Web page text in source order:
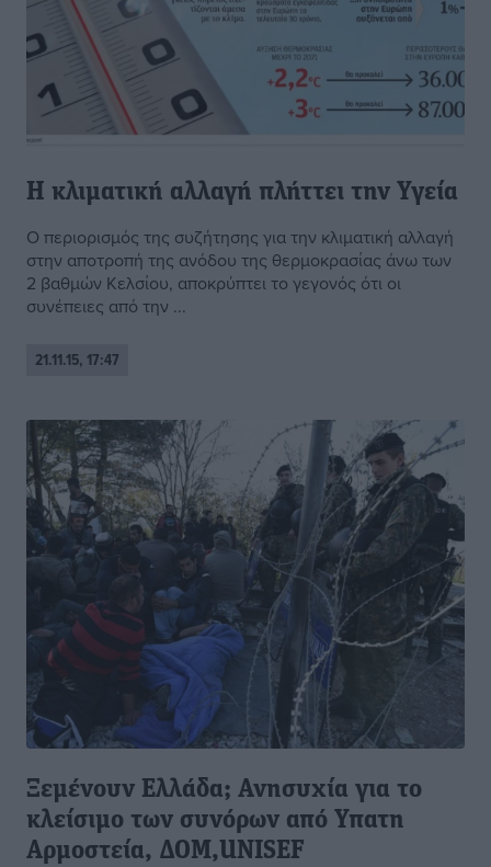
Η κλιματική αλλαγή πλήττει την Υγεία
Ο περιορισμός της συζήτησης για την κλιματική αλλαγή
στην αποτροπή της ανόδου της θερμοκρασίας άνω των
2 βαθμών Κελσίου, αποκρύπτει το γεγονός ότι οι
συνέπειες από την ...
21.11.15, 17:47
Ξεμένουν Ελλάδα; Ανησυχία για το
κλείσιμο των συνόρων από Υπατη
Αρμοστεία, ΔΟΜ,UNISEF